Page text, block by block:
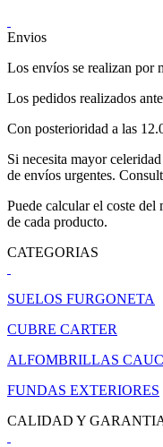
Envios
Los envíos se realizan por
Los pedidos realizados
Con posterioridad a las
Si necesita mayor
de envíos urgentes.
Puede calcular el coste del
de cada producto.
CATEGORIAS
SUELOS FURGONETA
CUBRE CARTER
ALFOMBRILLAS
FUNDAS EXTERIORES
CALIDAD Y